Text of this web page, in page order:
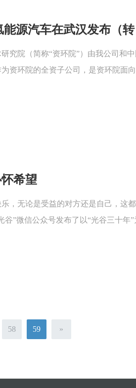
源汽车在武汉发布（转
究院（简称“资环院”）由我公司和
资环院的全资子公司，是资环院面
希望
，无论是受益的对方还是自己，这
谷”微信公众号发布了以“光谷三十年”
58 59 »